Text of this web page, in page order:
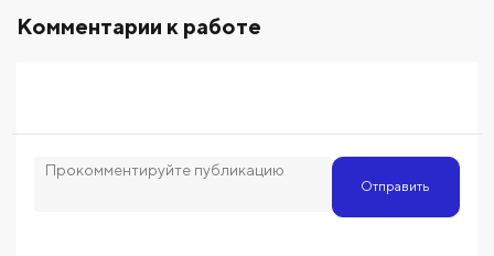
Комментарии к работе
Отправить